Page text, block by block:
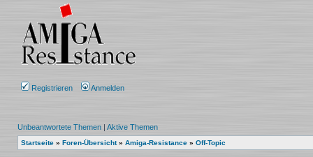
Registrieren Anmelden
Unbeantwortete Themen | Aktive Themen
Startseite » Foren-Übersicht» Amiga-Resistance » Off-Topic